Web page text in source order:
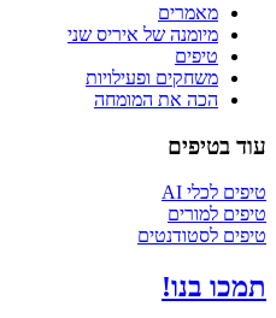
מאמרים
מיומנה של איריס שני
טיפים
משחקים ופעילויות
הכה את המומחה
עוד בטיפים
טיפים לכלי AI
טיפים למורים
טיפים לסטודנטים
תמכו בנו!